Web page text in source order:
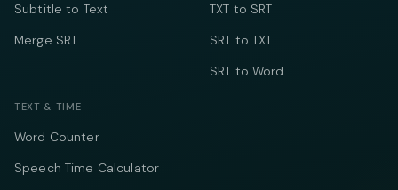
Subtitle to Text
Merge SRT
TXT to SRT
SRT to TXT
SRT to Word
TEXT & TIME
Word Counter
Speech Time Calculator